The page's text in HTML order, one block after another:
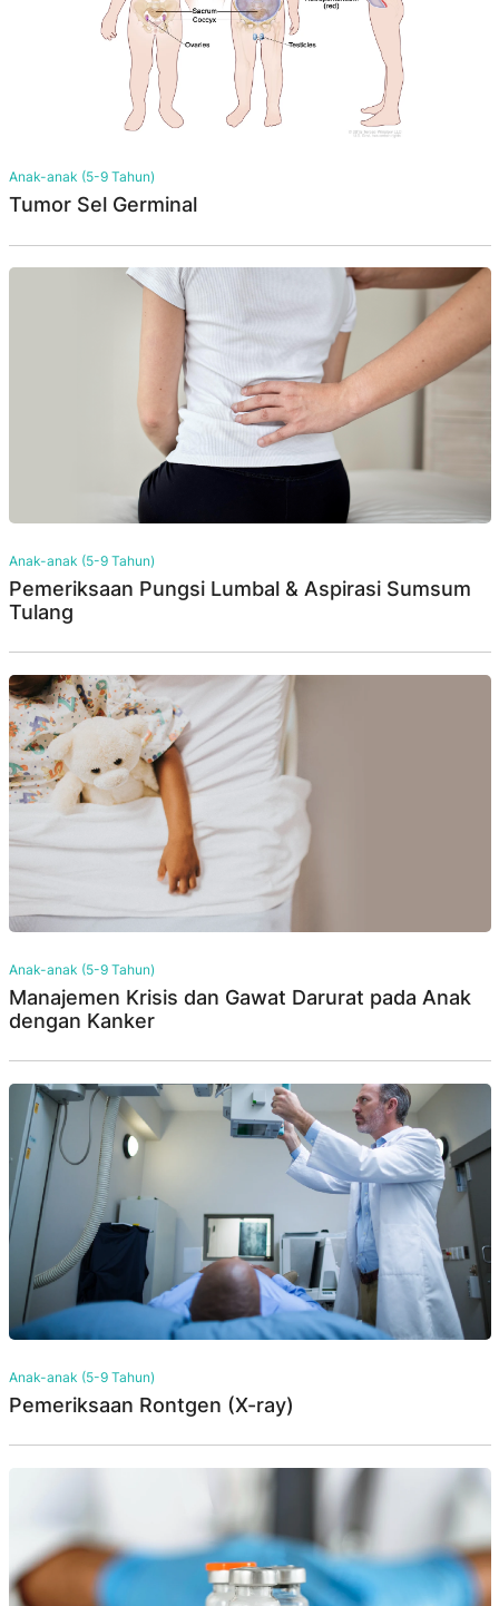
Anak-anak (5-9 Tahun)
Tumor Sel Germinal
Anak-anak (5-9 Tahun)
Pemeriksaan Pungsi Lumbal & Aspirasi Sumsum
Tulang
Anak-anak (5-9 Tahun)
Manajemen Krisis dan Gawat Darurat pada Anak
dengan Kanker
Anak-anak (5-9 Tahun)
Pemeriksaan Rontgen (X-ray)